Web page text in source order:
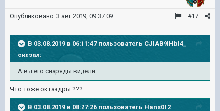
#17
Опубликовано: 3 авг 2019, 09:37:09
В 03.08.2019 в 06:11:47 пользователь CJIAB9IHbI4_
сказал:
А вы его снаряды видели
Что тоже октаэдры ???
В 03.08.2019 в 08:27:26 пользователь Hans012